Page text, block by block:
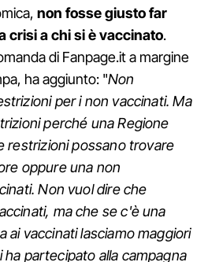
non fosse giusto far
crisi a chi si è vaccinato.
di Fanpage.it a margine
ha aggiunto: "Non
per i non vaccinati. Ma
perché una Regione
restrizioni possano trovare
oppure una non
Non vuol dire che
ma che se c'è una
ai vaccinati lasciamo maggiori
ha partecipato alla campagna